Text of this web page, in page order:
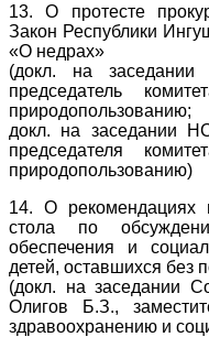
13. О протесте
Закон Республики
«О недрах»
(докл. на
председатель
природопользованию;
докл. на заседании
председателя
природопользованию)
14. О рекомендациях
стола по
обеспечения и
детей, оставшихся без
(докл. на заседании
Олигов Б.З.,
здравоохранению и